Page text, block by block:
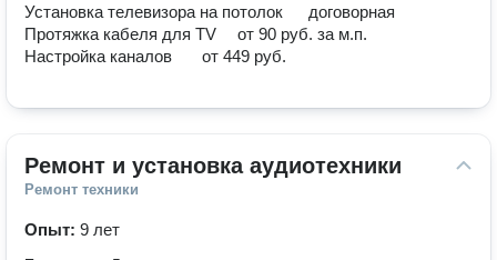
Установка телевизора на потолок	договорная
Протяжка кабеля для TV	от 90 руб. за м.п.
Ремонт и установка аудиотехники
Ремонт техники
Опыт: 9 лет